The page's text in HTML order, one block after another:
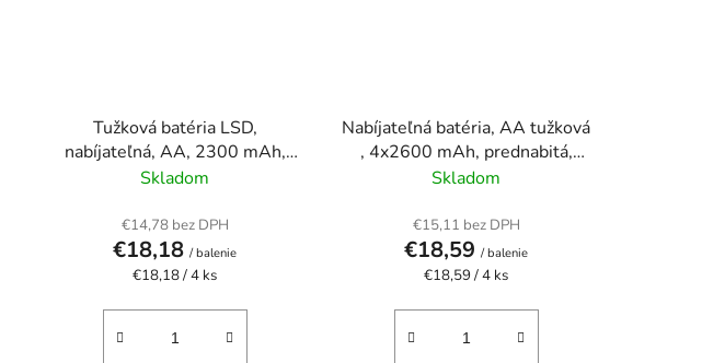
Tužková batéria LSD,
nabíjateľná, AA, 2300 mAh,
BL4
Skladom
€14,78 bez DPH
€18,18/ balenie
Jednotková
€18,18 / 4 ks
Nabíjateľná batéria, AA tužková
, 4x2600 mAh, prednabitá,
VARTA "Power"
Skladom
€15,11 bez DPH
€18,59/ balenie
Jednotková
€18,59 / 4 ks